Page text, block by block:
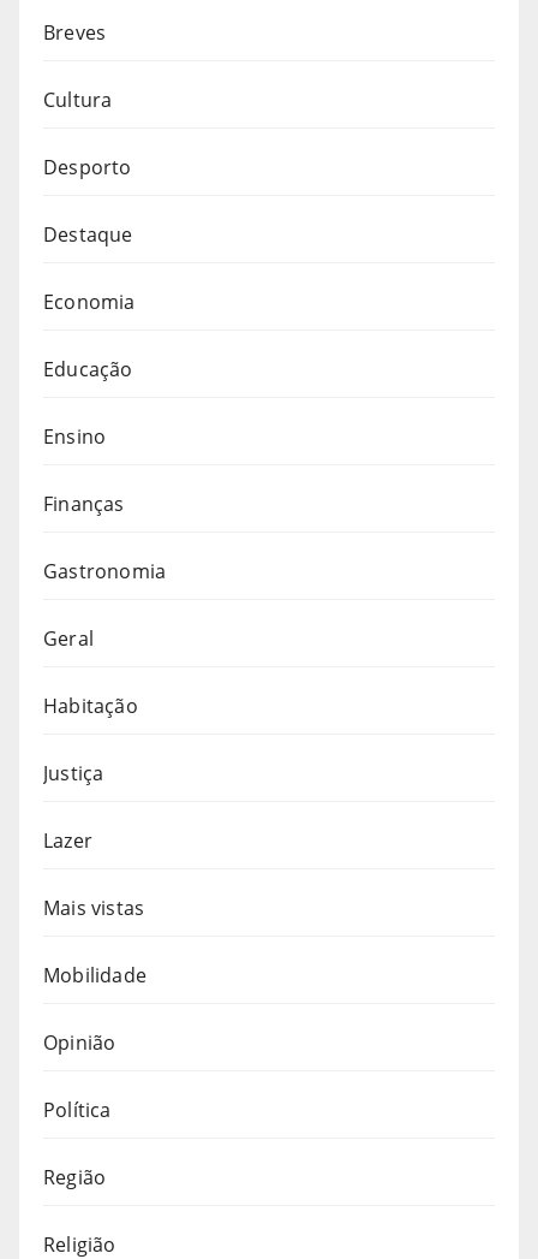
Breves
Cultura
Desporto
Destaque
Economia
Educação
Ensino
Finanças
Gastronomia
Geral
Habitação
Justiça
Lazer
Mais vistas
Mobilidade
Opinião
Política
Região
Religião